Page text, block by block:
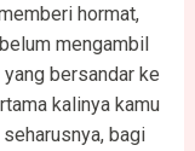
hormat,
mengambil
bersandar ke
kalinya kamu
bagi